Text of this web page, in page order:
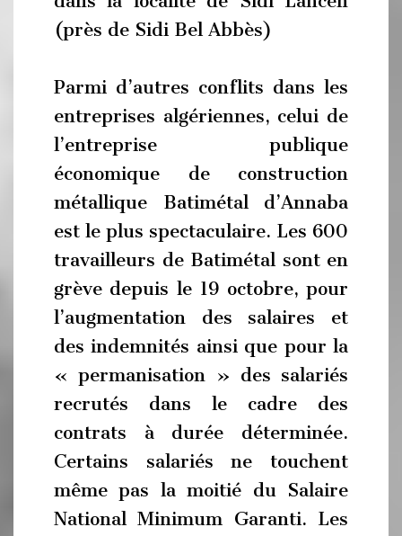
(près de Sidi Bel Abbès)
Parmi d’autres conflits dans les
entreprises algériennes, celui de
l’entreprise publique
économique de construction
métallique Batimétal d’Annaba
est le plus spectaculaire. Les 600
travailleurs de Batimétal sont en
grève depuis le 19 octobre, pour
l’augmentation des salaires et
des indemnités ainsi que pour la
« permanisation » des salariés
recrutés dans le cadre des
contrats à durée déterminée.
Certains salariés ne touchent
même pas la moitié du Salaire
National Minimum Garanti. Les